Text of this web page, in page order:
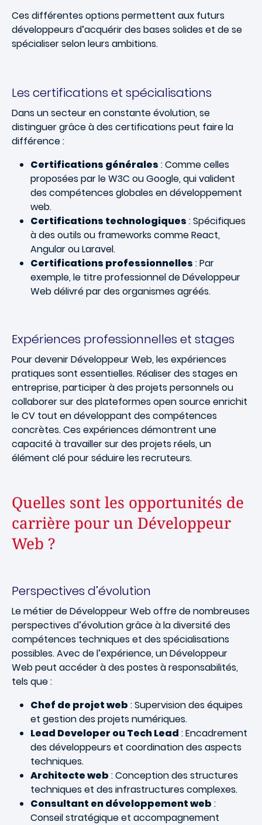
Ces différentes options permettent aux futurs
développeurs d’acquérir des bases solides et de se
spécialiser selon leurs ambitions.
Les certifications et spécialisations
Dans un secteur en constante évolution, se
distinguer grâce à des certifications peut faire la
différence :
Certifications générales : Comme celles
proposées par le W3C ou Google, qui valident
des compétences globales en développement
web.
Certifications technologiques : Spécifiques
à des outils ou frameworks comme React,
Angular ou Laravel.
Certifications professionnelles : Par
exemple, le titre professionnel de Développeur
Web délivré par des organismes agréés.
Expériences professionnelles et stages
Pour devenir Développeur Web, les expériences
pratiques sont essentielles. Réaliser des stages en
entreprise, participer à des projets personnels ou
collaborer sur des plateformes open source enrichit
le CV tout en développant des compétences
concrètes. Ces expériences démontrent une
capacité à travailler sur des projets réels, un
élément clé pour séduire les recruteurs.
Quelles sont les opportunités de
carrière pour un Développeur
Web ?
Perspectives d’évolution
Le métier de Développeur Web offre de nombreuses
perspectives d’évolution grâce à la diversité des
compétences techniques et des spécialisations
possibles. Avec de l’expérience, un Développeur
Web peut accéder à des postes à responsabilités,
tels que :
Chef de projet web : Supervision des équipes
et gestion des projets numériques.
Lead Developer ou Tech Lead : Encadrement
des développeurs et coordination des aspects
techniques.
Architecte web : Conception des structures
techniques et des infrastructures complexes.
Consultant en développement web :
Conseil stratégique et accompagnement